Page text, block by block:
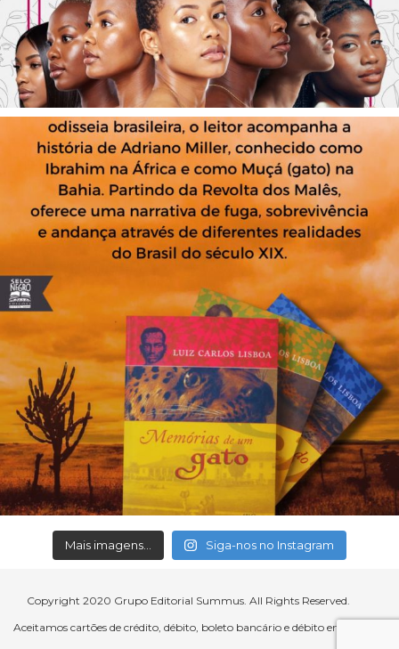
Mais imagens... Siga-nos no Instagram
Copyright 2020 Grupo Editorial Summus. All Rights Reserved.
Aceitamos cartões de crédito, débito, boleto bancário e débito em